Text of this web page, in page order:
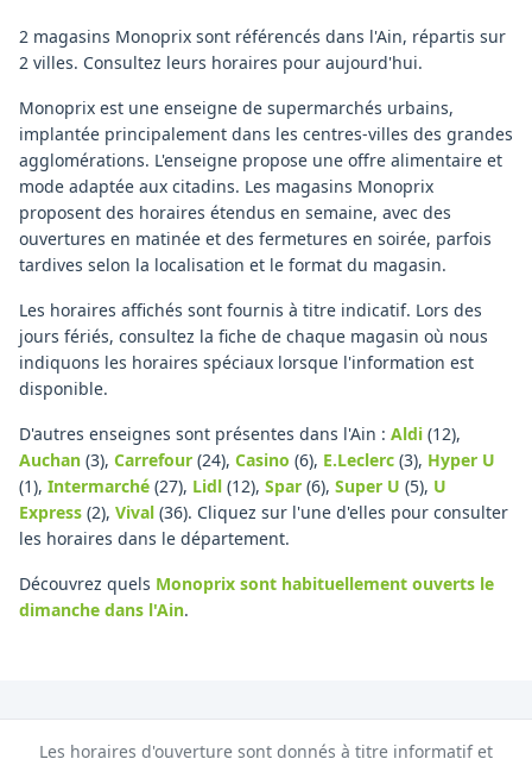
2 magasins Monoprix sont référencés dans l'Ain, répartis sur
2 villes. Consultez leurs horaires pour aujourd'hui.
Monoprix est une enseigne de supermarchés urbains,
implantée principalement dans les centres-villes des grandes
agglomérations. L'enseigne propose une offre alimentaire et
mode adaptée aux citadins. Les magasins Monoprix
proposent des horaires étendus en semaine, avec des
ouvertures en matinée et des fermetures en soirée, parfois
tardives selon la localisation et le format du magasin.
Les horaires affichés sont fournis à titre indicatif. Lors des
jours fériés, consultez la fiche de chaque magasin où nous
indiquons les horaires spéciaux lorsque l'information est
disponible.
D'autres enseignes sont présentes dans l'Ain : Aldi (12),
Auchan (3), Carrefour (24), Casino (6), E.Leclerc (3), Hyper U
(1), Intermarché (27), Lidl (12), Spar (6), Super U (5), U
Express (2), Vival (36). Cliquez sur l'une d'elles pour consulter
les horaires dans le département.
Découvrez quels Monoprix sont habituellement ouverts le
dimanche dans l'Ain.
Les horaires d'ouverture sont donnés à titre informatif et